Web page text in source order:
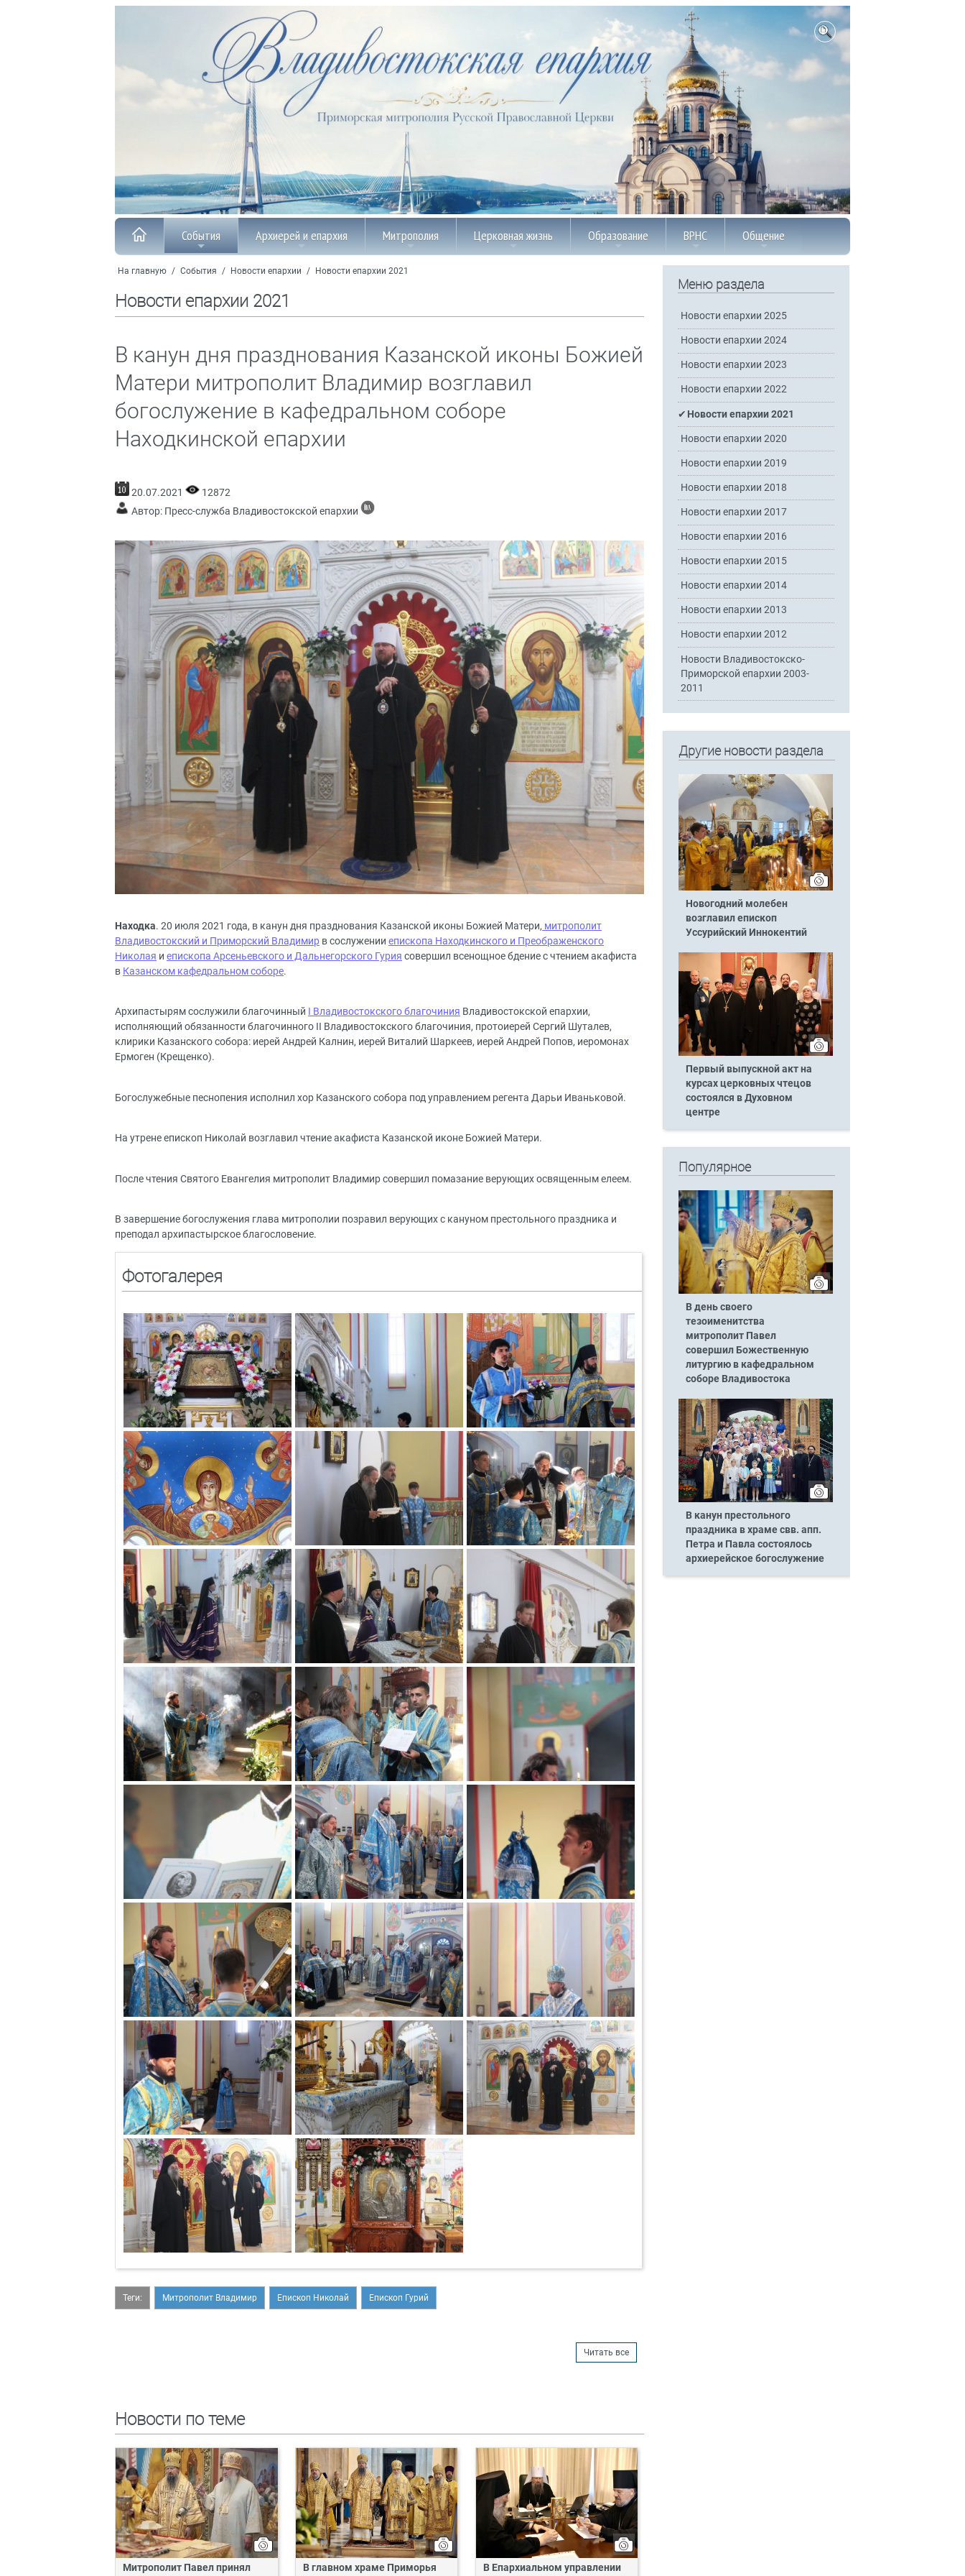
События Архиерей и епархия Митрополия Церковная жизнь Образование ВРНС Общение
На главную / События / Новости епархии / Новости епархии 2021
Новости епархии 2021
В канун дня празднования Казанской иконы Божией
Матери митрополит Владимир возглавил
богослужение в кафедральном соборе
Находкинской епархии
20.07.2021
12872
Автор: Пресс-служба Владивостокской епархии
Находка. 20 июля 2021 года, в канун дня празднования Казанской иконы Божией Матери, митрополит
Владивостокский и Приморский Владимир в сослужении епископа Находкинского и Преображенского
Николая и епископа Арсеньевского и Дальнегорского Гурия совершил всенощное бдение с чтением акафиста
в Казанском кафедральном соборе.
Архипастырям сослужили благочинный I Владивостокского благочиния Владивостокской епархии,
исполняющий обязанности благочинного II Владивостокского благочиния, протоиерей Сергий Шуталев,
клирики Казанского собора: иерей Андрей Калнин, иерей Виталий Шаркеев, иерей Андрей Попов, иеромонах
Ермоген (Крещенко).
Богослужебные песнопения исполнил хор Казанского собора под управлением регента Дарьи Иваньковой.
На утрене епископ Николай возглавил чтение акафиста Казанской иконе Божией Матери.
После чтения Святого Евангелия митрополит Владимир совершил помазание верующих освященным елеем.
В завершение богослужения глава митрополии позравил верующих с кануном престольного праздника и
преподал архипастырское благословение.
Фотогалерея
Теги: Митрополит Владимир Епископ Николай Епископ Гурий
Читать все
Новости по теме
Митрополит Павел принял В главном храме Приморья В Епархиальном управлении
Меню раздела
Новости епархии 2025
Новости епархии 2024
Новости епархии 2023
Новости епархии 2022
Новости епархии 2021
Новости епархии 2020
Новости епархии 2019
Новости епархии 2018
Новости епархии 2017
Новости епархии 2016
Новости епархии 2015
Новости епархии 2014
Новости епархии 2013
Новости епархии 2012
Новости Владивостокско-
Приморской епархии 2003-
2011
Другие новости раздела
Новогодний молебен
возглавил епископ
Уссурийский Иннокентий
Первый выпускной акт на
курсах церковных чтецов
состоялся в Духовном
центре
Популярное
В день своего
тезоименитства
митрополит Павел
совершил Божественную
литургию в кафедральном
соборе Владивостока
В канун престольного
праздника в храме свв. апп.
Петра и Павла состоялось
архиерейское богослужение